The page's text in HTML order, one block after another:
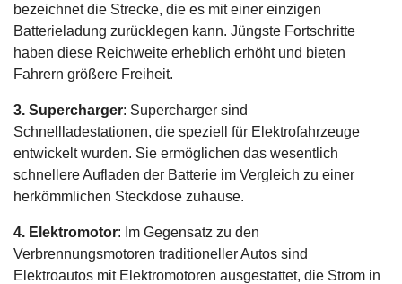
bezeichnet die Strecke, die es mit einer einzigen
Batterieladung zurücklegen kann. Jüngste Fortschritte
haben diese Reichweite erheblich erhöht und bieten
Fahrern größere Freiheit.
3. Supercharger: Supercharger sind
Schnellladestationen, die speziell für Elektrofahrzeuge
entwickelt wurden. Sie ermöglichen das wesentlich
schnellere Aufladen der Batterie im Vergleich zu einer
herkömmlichen Steckdose zuhause.
4. Elektromotor: Im Gegensatz zu den
Verbrennungsmotoren traditioneller Autos sind
Elektroautos mit Elektromotoren ausgestattet, die Strom in